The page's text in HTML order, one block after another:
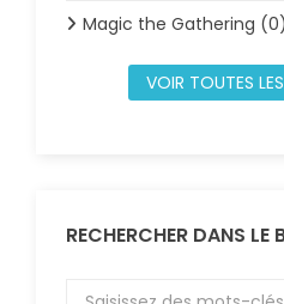
Magic the Gathering (0)
VOIR TOUTES
RECHERCHER DANS LE